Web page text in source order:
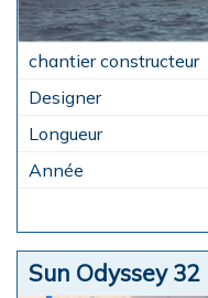
Sun Odyssey 32